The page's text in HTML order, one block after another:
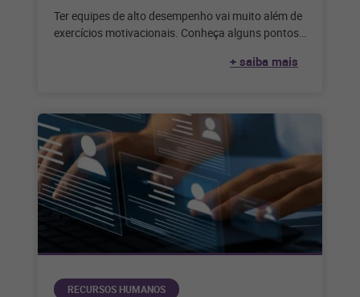
Ter equipes de alto desempenho vai muito além de
exercícios motivacionais. Conheça alguns pontos
+ saiba mais
RECURSOS HUMANOS